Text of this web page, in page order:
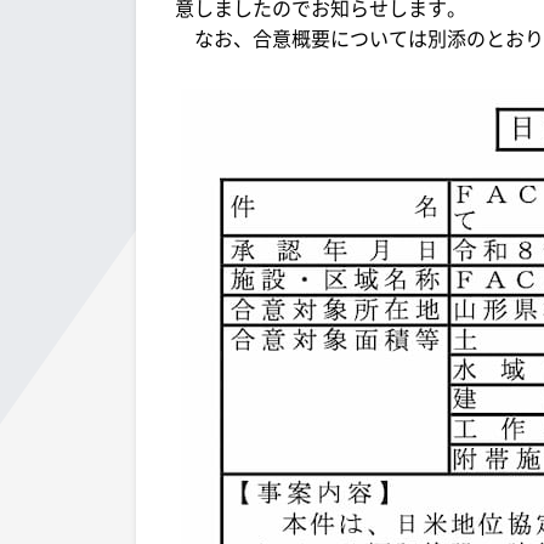
意しましたのでお知らせします。
なお、合意概要については別添のとお